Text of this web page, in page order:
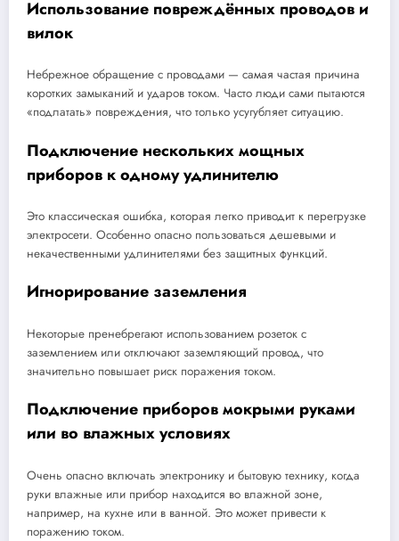
Использование повреждённых проводов и
вилок
Небрежное обращение с проводами — самая частая причина
коротких замыканий и ударов током. Часто люди сами пытаются
«подлатать» повреждения, что только усугубляет ситуацию.
Подключение нескольких мощных
приборов к одному удлинителю
Это классическая ошибка, которая легко приводит к перегрузке
электросети. Особенно опасно пользоваться дешевыми и
некачественными удлинителями без защитных функций.
Игнорирование заземления
Некоторые пренебрегают использованием розеток с
заземлением или отключают заземляющий провод, что
значительно повышает риск поражения током.
Подключение приборов мокрыми руками
или во влажных условиях
Очень опасно включать электронику и бытовую технику, когда
руки влажные или прибор находится во влажной зоне,
например, на кухне или в ванной. Это может привести к
поражению током.